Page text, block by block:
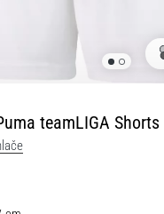
teamLIGA Shorts